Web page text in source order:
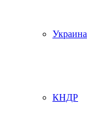
Украина
КНДР